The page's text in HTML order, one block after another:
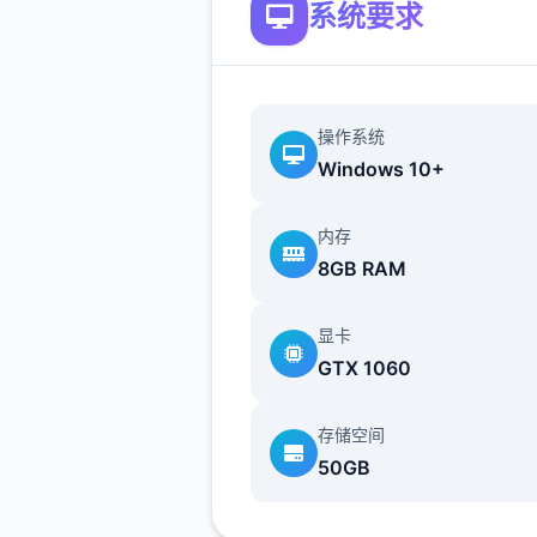
能选其一（在然选50刀...），
礼包码的方法是打开背包，点
大多数人应该都有，我会把这
礼包码放于评论区），好多人
本没开发的）
主线：赴学科校>教室>先各
人物交谈下>上面课>剧情里都
情中单一选项的我都不提了）>
学校去后巷>Erica>随便选>返
系统要求
操作系统
Windows 10+
内存
8GB RAM
显卡
GTX 1060
存储空间
50GB